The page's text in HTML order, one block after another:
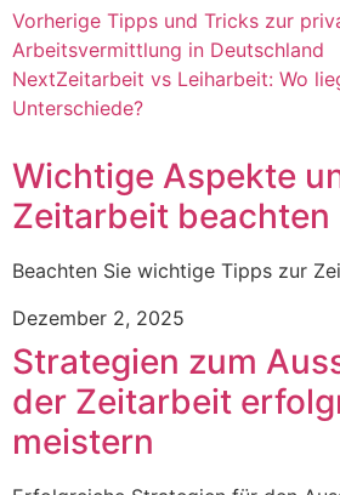
Vorherige Tipps und Tricks zur
Arbeitsvermittlung in Deutschland
NextZeitarbeit vs Leiharbeit: Wo
Unterschiede?
Wichtige Aspekte
Zeitarbeit beachten
Beachten Sie wichtige Tipps zur
Dezember 2, 2025
Strategien zum
der Zeitarbeit
meistern